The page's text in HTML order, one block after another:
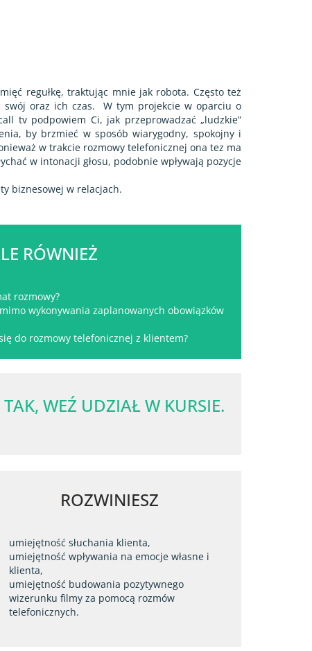
regułkę, traktując mnie jak robota. Często też
oraz ich czas.
W tym projekcie w oparciu o
tv podpowiem Ci, jak przeprowadzać „ludzkie”
by brzmieć w sposób wiarygodny, spokojny i
w trakcie rozmowy telefonicznej ona tez ma
w intonacji głosu, podobnie wpływają pozycje
biznesowej w relacjach.
RÓWNIEŻ
rozmowy?
wykonywania zaplanowanych obowiązków
do rozmowy telefonicznej z klientem?
WEŹ UDZIAŁ W KURSIE.
ROZWINIESZ
umiejętność słuchania klienta,
umiejętność wpływania na emocje własne i
klienta,
umiejętność budowania pozytywnego
wizerunku filmy za pomocą rozmów
telefonicznych.